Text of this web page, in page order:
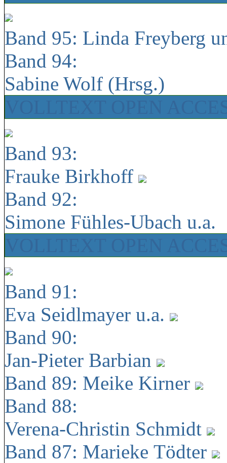
Band 95: Linda Freyberg
Band 94:
Sabine Wolf (Hrsg.)
Band 93:
Frauke Birkhoff
Band 92:
Simone Fühles-Ubach u.a.
Band 91:
Eva Seidlmayer u.a.
Band 90:
Jan-Pieter Barbian
Band 89: Meike Kirner
Band 88:
Verena-Christin Schmidt
Band 87: Marieke Tödter